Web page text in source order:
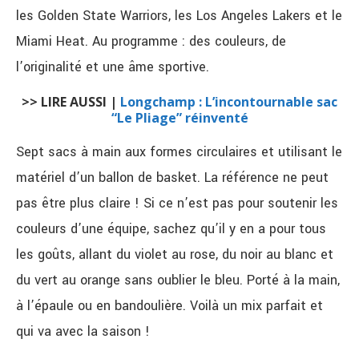
les Golden State Warriors, les Los Angeles Lakers et le
Miami Heat. Au programme : des couleurs, de
l’originalité et une âme sportive.
>> LIRE AUSSI | Longchamp : L’incontournable sac
“Le Pliage” réinventé
Sept sacs à main aux formes circulaires et utilisant le
matériel d’un ballon de basket. La référence ne peut
pas être plus claire ! Si ce n’est pas pour soutenir les
couleurs d’une équipe, sachez qu’il y en a pour tous
les goûts, allant du violet au rose, du noir au blanc et
du vert au orange sans oublier le bleu. Porté à la main,
à l’épaule ou en bandoulière. Voilà un mix parfait et
qui va avec la saison !